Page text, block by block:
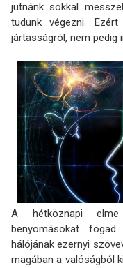
jutnánk sokkal
tudunk végezni.
jártasságról, nem pedig
A hétköznapi
benyomásokat
hálójának ezernyi
magában a valóságból